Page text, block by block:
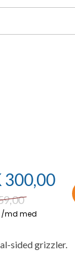
300,00
sided grizzler.